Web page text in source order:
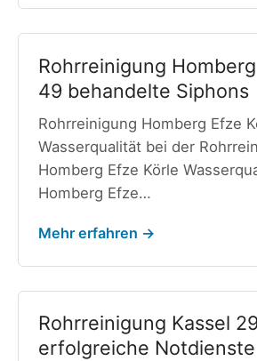
Rohrreinigung
49 behandelte Siphons
Rohrreinigung Homberg Efze
Wasserqualität bei der
Homberg Efze Körle
Homberg Efze…
Mehr erfahren →
Rohrreinigung Kassel
erfolgreiche Notdienste